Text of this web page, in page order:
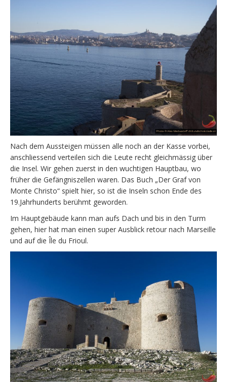
Nach dem Aussteigen müssen alle noch an der Kasse vorbei,
anschliessend verteilen sich die Leute recht gleichmässig über
die Insel. Wir gehen zuerst in den wuchtigen Hauptbau, wo
früher die Gefängniszellen waren. Das Buch „Der Graf von
Monte Christo“ spielt hier, so ist die Inseln schon Ende des
19.Jahrhunderts berühmt geworden.
Im Hauptgebäude kann man aufs Dach und bis in den Turm
gehen, hier hat man einen super Ausblick retour nach Marseille
und auf die Île du Frioul.